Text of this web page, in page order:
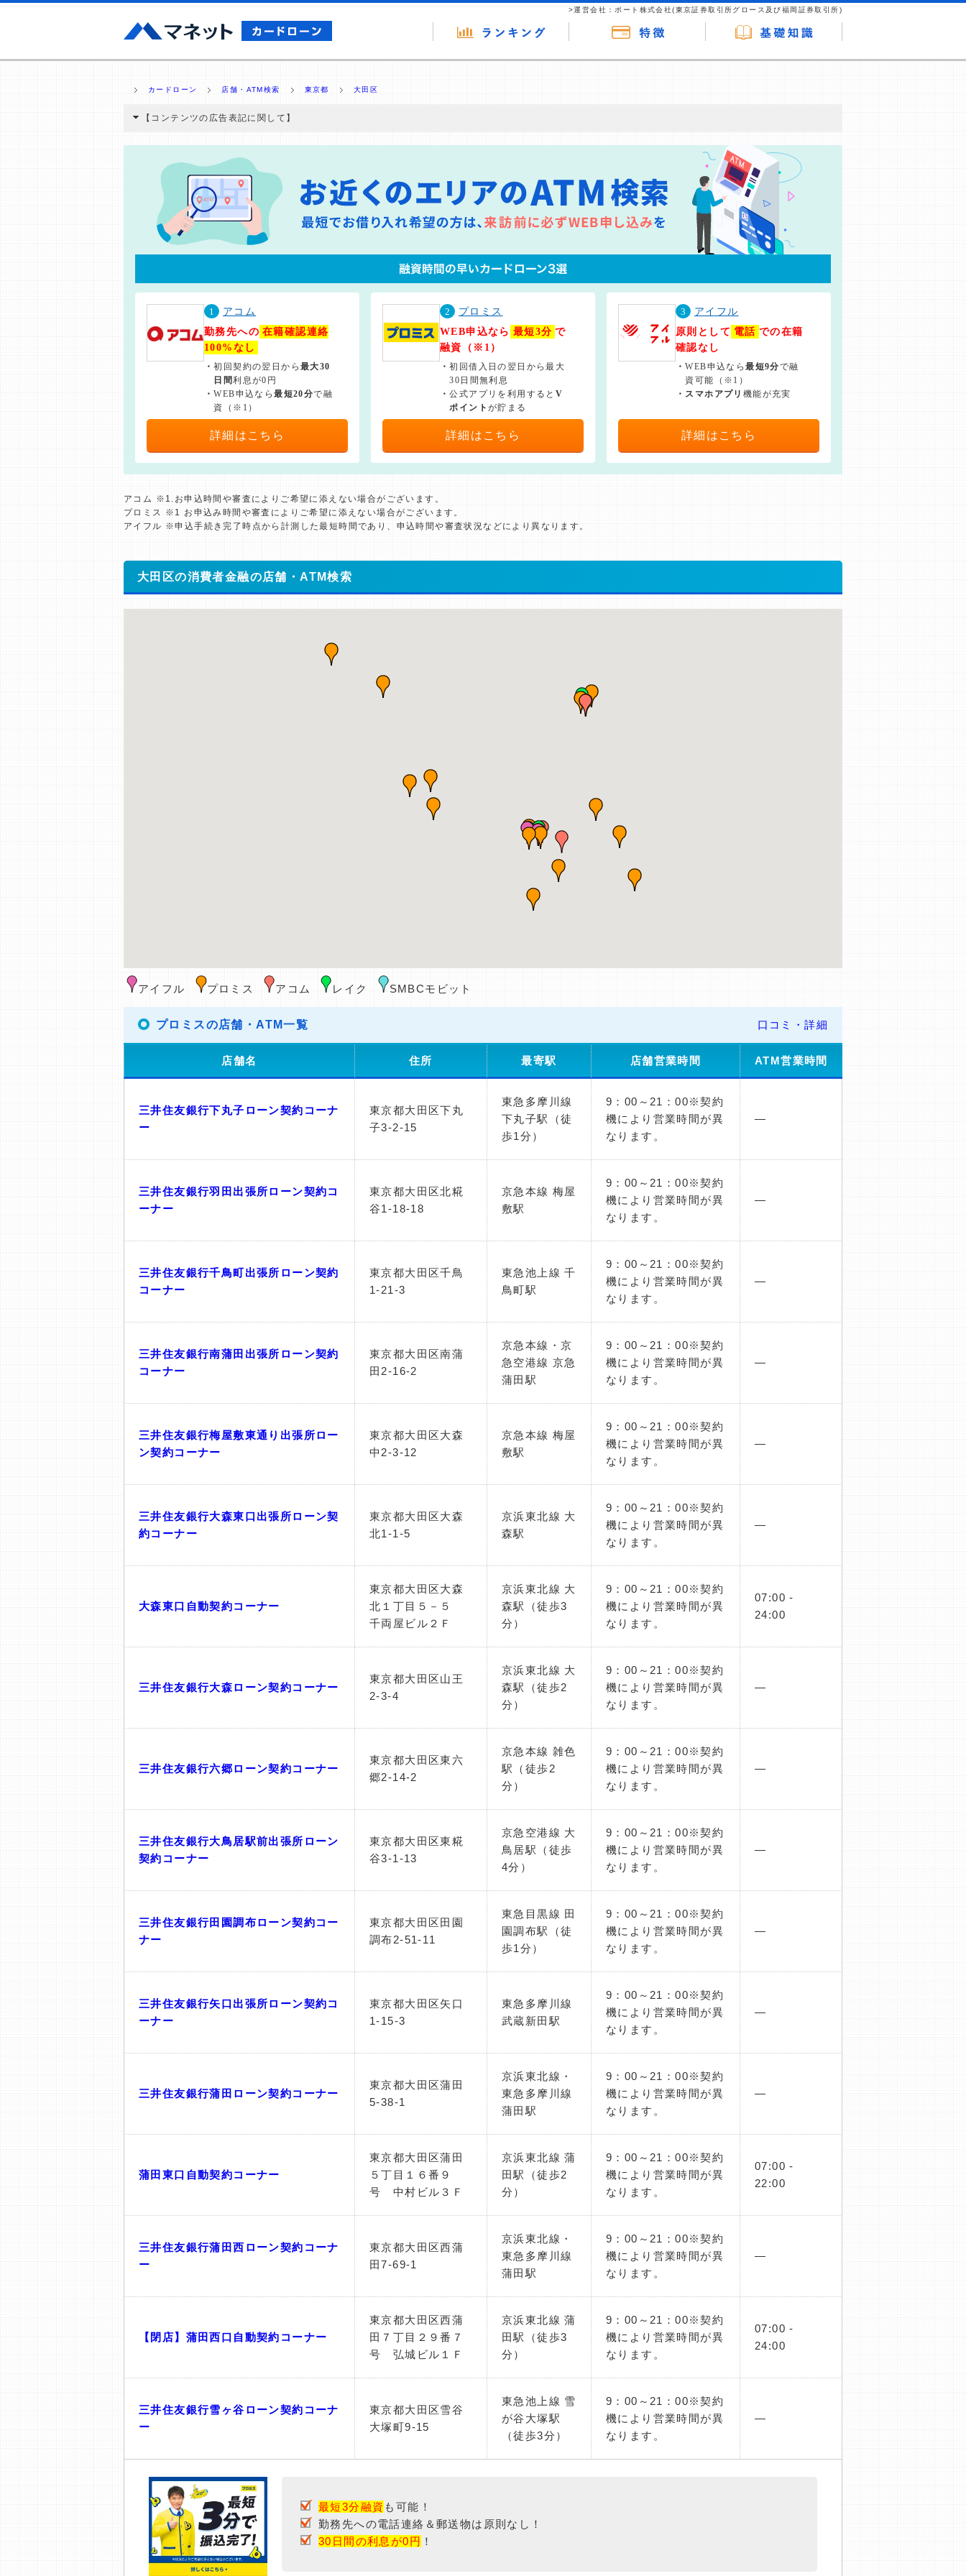
>運営会社：ポート株式会社(東京証券取引所グロース及び福岡証券取引所)
カードローン 店舗・ATM検索 東京都 大田区
【コンテンツの広告表記に関して】
と弊社に対して企業から紹介報酬が支払われるという収益モデルです。 ただし、特定の商品を根拠なくPRするものではなく、当編集部の調査／ユーザーへの口コ
ミ収集などに基づき、公平性を担保した情報提供を行っています。
>提携企業一覧
1
アコム
勤務先への 在籍確認連絡
100%なし
・初回契約の翌日から最大30
日間利息が0円
・WEB申込なら最短20分で融
資（※1）
詳細はこちら
2
プロミス
WEB申込なら 最短3分 で
融資（※1）
・初回借入日の翌日から最大
30日間無利息
・公式アプリを利用すると V
ポイントが貯まる
詳細はこちら
3
アイフル
原則として 電話 での在籍
確認なし
・WEB申込なら最短9分で融
資可能（※1）
・ スマホアプリ 機能が充実
詳細はこちら
アコム ※1.お申込時間や審査によりご希望に添えない場合がございます。
プロミス ※1 お申込み時間や審査によりご希望に添えない場合がございます。
アイフル ※申込手続き完了時点から計測した最短時間であり、申込時間や審査状況などにより異なります。
大田区の消費者金融の店舗・ATM検索
アイフル プロミス アコム レイク SMBCモビット
プロミスの店舗・ATM一覧 口コミ・詳細
店舗名 住所 最寄駅 店舗営業時間 ATM営業時間
三井住友銀行下丸子ローン契約コーナ
ー
東京都大田区下丸
子3-2-15
東急多摩川線
下丸子駅（徒
歩1分）
9：00～21：00※契約
機により営業時間が異
なります。
―
三井住友銀行羽田出張所ローン契約コ
ーナー
東京都大田区北糀
谷1-18-18
京急本線 梅屋
敷駅
9：00～21：00※契約
機により営業時間が異
なります。
―
三井住友銀行千鳥町出張所ローン契約
コーナー
東京都大田区千鳥
1-21-3
東急池上線 千
鳥町駅
9：00～21：00※契約
機により営業時間が異
なります。
―
三井住友銀行南蒲田出張所ローン契約
コーナー
東京都大田区南蒲
田2-16-2
京急本線・京
急空港線 京急
蒲田駅
9：00～21：00※契約
機により営業時間が異
なります。
―
三井住友銀行梅屋敷東通り出張所ロー
ン契約コーナー
東京都大田区大森
中2-3-12
京急本線 梅屋
敷駅
9：00～21：00※契約
機により営業時間が異
なります。
―
三井住友銀行大森東口出張所ローン契
約コーナー
東京都大田区大森
北1-1-5
京浜東北線 大
森駅
9：00～21：00※契約
機により営業時間が異
なります。
―
大森東口自動契約コーナー
東京都大田区大森
北１丁目５－５
千両屋ビル２Ｆ
京浜東北線 大
森駅（徒歩3
分）
9：00～21：00※契約
機により営業時間が異
なります。
07:00 -
24:00
三井住友銀行大森ローン契約コーナー
東京都大田区山王
2-3-4
京浜東北線 大
森駅（徒歩2
分）
9：00～21：00※契約
機により営業時間が異
なります。
―
三井住友銀行六郷ローン契約コーナー
東京都大田区東六
郷2-14-2
京急本線 雑色
駅（徒歩2
分）
9：00～21：00※契約
機により営業時間が異
なります。
―
三井住友銀行大鳥居駅前出張所ローン
契約コーナー
東京都大田区東糀
谷3-1-13
京急空港線 大
鳥居駅（徒歩
4分）
9：00～21：00※契約
機により営業時間が異
なります。
―
三井住友銀行田園調布ローン契約コー
ナー
東京都大田区田園
調布2-51-11
東急目黒線 田
園調布駅（徒
歩1分）
9：00～21：00※契約
機により営業時間が異
なります。
―
三井住友銀行矢口出張所ローン契約コ
ーナー
東京都大田区矢口
1-15-3
東急多摩川線
武蔵新田駅
9：00～21：00※契約
機により営業時間が異
なります。
―
三井住友銀行蒲田ローン契約コーナー
東京都大田区蒲田
5-38-1
京浜東北線・
東急多摩川線
蒲田駅
9：00～21：00※契約
機により営業時間が異
なります。
―
蒲田東口自動契約コーナー
東京都大田区蒲田
５丁目１６番９
号 中村ビル３Ｆ
京浜東北線 蒲
田駅（徒歩2
分）
9：00～21：00※契約
機により営業時間が異
なります。
07:00 -
22:00
三井住友銀行蒲田西ローン契約コーナ
ー
東京都大田区西蒲
田7-69-1
京浜東北線・
東急多摩川線
蒲田駅
9：00～21：00※契約
機により営業時間が異
なります。
―
【閉店】蒲田西口自動契約コーナー
東京都大田区西蒲
田７丁目２９番７
号 弘城ビル１Ｆ
京浜東北線 蒲
田駅（徒歩3
分）
9：00～21：00※契約
機により営業時間が異
なります。
07:00 -
24:00
三井住友銀行雪ヶ谷ローン契約コーナ
ー
東京都大田区雪谷
大塚町9-15
東急池上線 雪
が谷大塚駅
（徒歩3分）
9：00～21：00※契約
機により営業時間が異
なります。
―
最短3分融資 も可能！
勤務先への電話連絡＆郵送物は原則なし！
30日間の利息が0円 ！